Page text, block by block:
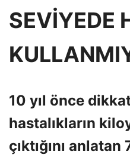
SEVİYEDE
10 yıl önce
hastalıkların
çıktığını